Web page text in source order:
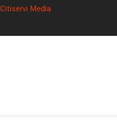
Citiservi Media